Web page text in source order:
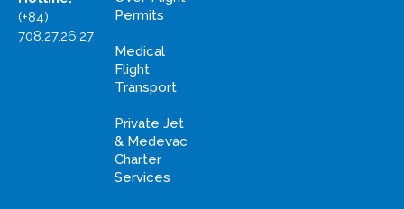
(+84)
708.27.26.27
Permits
Medical
Flight
Transport
Private Jet
& Medevac
Charter
Services